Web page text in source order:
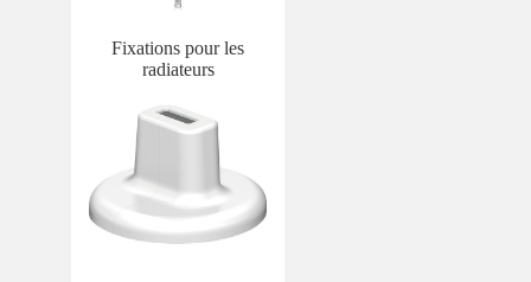
Fixations pour les
radiateurs